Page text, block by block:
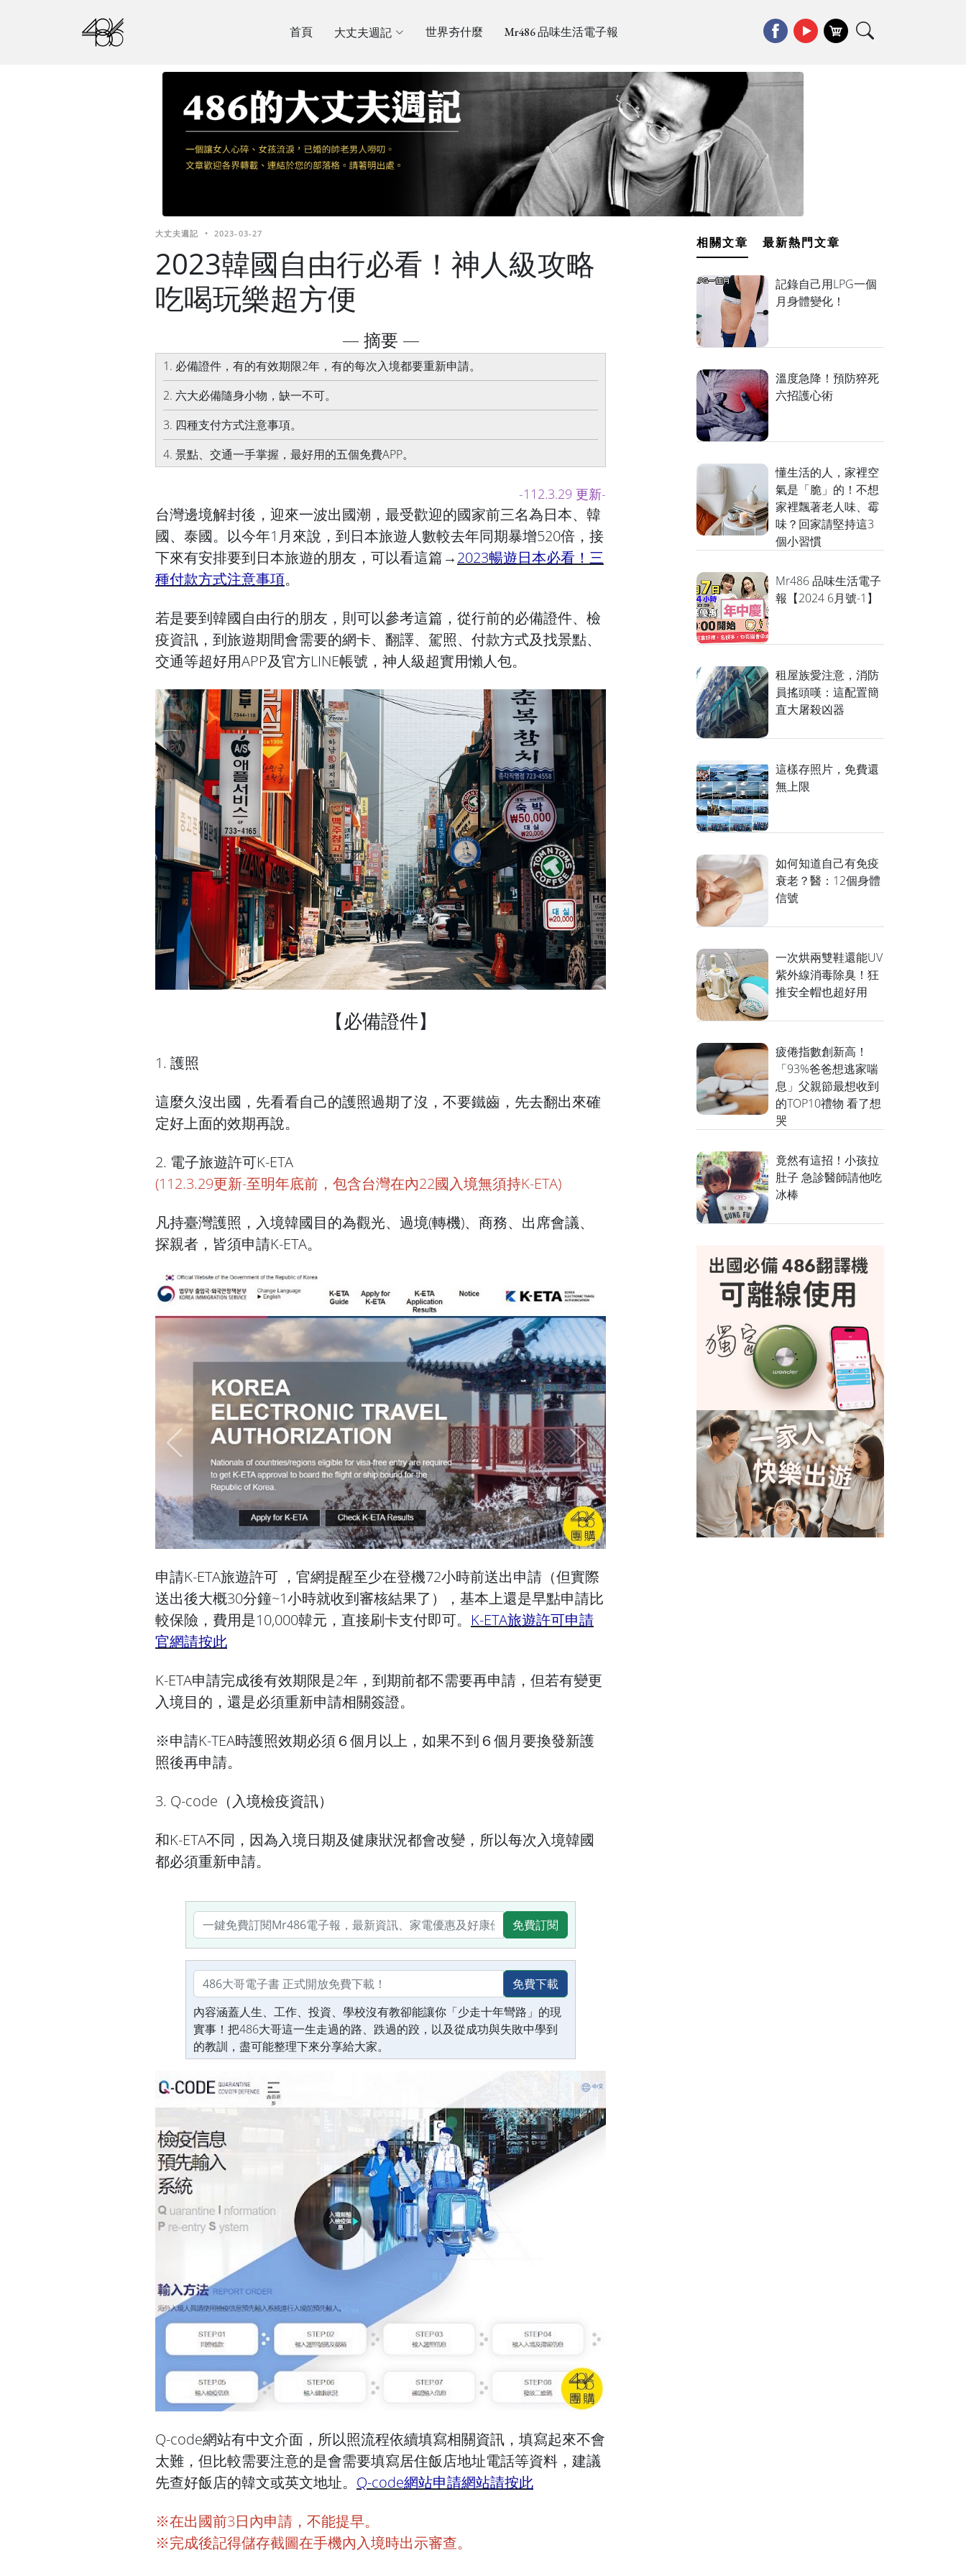
首頁 大丈夫週記 世界夯什麼 Mr486 品味生活電子報
大丈夫週記 • 2023-03-27
2023韓國自由行必看！神人級攻略
吃喝玩樂超方便
— 摘要 —
1. 必備證件，有的有效期限2年，有的每次入境都要重新申請。
2. 六大必備隨身小物，缺一不可。
3. 四種支付方式注意事項。
4. 景點、交通一手掌握，最好用的五個免費APP。
-112.3.29 更新-
台灣邊境解封後，迎來一波出國潮，最受歡迎的國家前三名為日本、韓
國、泰國。以今年1月來說，到日本旅遊人數較去年同期暴增520倍，接
下來有安排要到日本旅遊的朋友，可以看這篇→2023暢遊日本必看！三
種付款方式注意事項。
若是要到韓國自由行的朋友，則可以參考這篇，從行前的必備證件、檢
疫資訊，到旅遊期間會需要的網卡、翻譯、駕照、付款方式及找景點、
交通等超好用APP及官方LINE帳號，神人級超實用懶人包。
【必備證件】
1. 護照
這麼久沒出國，先看看自己的護照過期了沒，不要鐵齒，先去翻出來確
定好上面的效期再說。
2. 電子旅遊許可K-ETA
(112.3.29更新-至明年底前，包含台灣在內22國入境無須持K-ETA)
凡持臺灣護照，入境韓國目的為觀光、過境(轉機)、商務、出席會議、
探親者，皆須申請K-ETA。
申請K-ETA旅遊許可 ，官網提醒至少在登機72小時前送出申請（但實際
送出後大概30分鐘~1小時就收到審核結果了），基本上還是早點申請比
較保險，費用是10,000韓元，直接刷卡支付即可。 K-ETA旅遊許可申請
官網請按此
K-ETA申請完成後有效期限是2年，到期前都不需要再申請，但若有變更
入境目的，還是必須重新申請相關簽證。
※申請K-TEA時護照效期必須６個月以上，如果不到６個月要換發新護
照後再申請。
3. Q-code（入境檢疫資訊）
和K-ETA不同，因為入境日期及健康狀況都會改變，所以每次入境韓國
都必須重新申請。
免費訂閱
免費下載
內容涵蓋人生、工作、投資、學校沒有教卻能讓你「少走十年彎路」的現
實事！把486大哥這一生走過的路、跌過的跤，以及從成功與失敗中學到
的教訓，盡可能整理下來分享給大家。
Q-code網站有中文介面，所以照流程依續填寫相關資訊，填寫起來不會
太難，但比較需要注意的是會需要填寫居住飯店地址電話等資料，建議
先查好飯店的韓文或英文地址。 Q-code網站申請網站請按此
※在出國前3日內申請，不能提早。
※完成後記得儲存截圖在手機內入境時出示審查。
相關文章 最新熱門文章
記錄自己用LPG一個
月身體變化！
溫度急降！預防猝死
六招護心術
懂生活的人，家裡空
氣是「脆」的！不想
家裡飄著老人味、霉
味？回家請堅持這3
個小習慣
Mr486 品味生活電子
報【2024 6月號-1】
租屋族愛注意，消防
員搖頭嘆：這配置簡
直大屠殺凶器
這樣存照片，免費還
無上限
如何知道自己有免疫
衰老？醫：12個身體
信號
一次烘兩雙鞋還能UV
紫外線消毒除臭！狂
推安全帽也超好用
疲倦指數創新高！
「93%爸爸想逃家喘
息」父親節最想收到
的TOP10禮物 看了想
哭
竟然有這招！小孩拉
肚子 急診醫師請他吃
冰棒